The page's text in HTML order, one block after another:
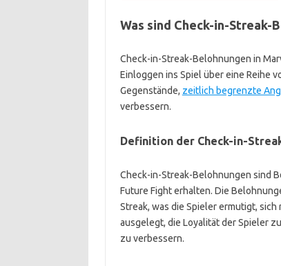
Was sind Check-in-Streak-
Check-in-Streak-Belohnungen in
Einloggen ins Spiel über eine Reihe
Gegenstände, zeitlich begrenzte
verbessern.
Definition der Check-in-
Check-in-Streak-Belohnungen sind
Future Fight erhalten. Die
Streak, was die Spieler ermutigt,
ausgelegt, die Loyalität der Spieler
zu verbessern.